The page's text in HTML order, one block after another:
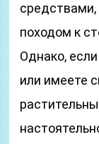
походом к
Однако,
или имеете